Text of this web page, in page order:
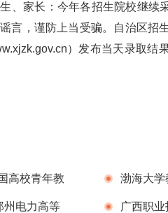
、家长：今年各招生院校继续
言，谨防上当受骗。自治区招
）发布当天录取结
高校青年教 渤海大学
竞赛中荣获
州电力高等 广西职